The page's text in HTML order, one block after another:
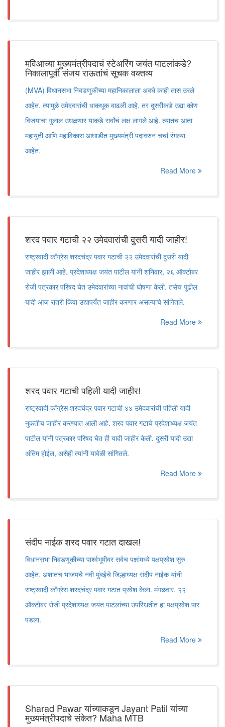
मविआच्या मुख्यमंत्रीपदाचं स्टेअरिंग जयंत पाटलांकडे?
निकालापूर्वी संजय राऊतांचं सूचक वक्तव्य
(MVA) विधानसभा निवडणुकीच्या महानिकालाला अवघे काही तास उरले
आहेत. त्यामुळे उमेदवारांची धाकधूक वाढली आहे. तर दुसरीकडे उद्या कोण
विजयाचा गुलाल उधळणार याकडे सर्वांचं लक्ष लागले आहे. त्यातच आता
महायुती आणि महाविकास आघाडीत मुख्यमंत्री पदावरुन चर्चा रंगल्या
आहेत.
Read More
शरद पवार गटाची २२ उमेदवारांची दुसरी यादी जाहीर!
राष्ट्रवादी काँग्रेस शरदचंद्र पवार गटाची २२ उमेदवारांची दुसरी यादी
जाहीर झाली आहे. प्रदेशाध्यक्ष जयंत पाटील यांनी शनिवार, २६ ऑक्टोबर
रोजी पत्रकार परिषद घेत उमेदवारांच्या नावांची घोषणा केली. तसेच पुढील
यादी आज रात्री किंवा उद्यापर्यंत जाहीर करणार असल्याचे सांगितले.
Read More
शरद पवार गटाची पहिली यादी जाहीर!
राष्ट्रवादी काँग्रेस शरदचंद्र पवार गटाची ४४ उमेदवारांची पहिली यादी
नुकतीच जाहीर करण्यात आली आहे. शरद पवार गटाचे प्रदेशाध्यक्ष जयंत
पाटील यांनी पत्रकार परिषद घेत ही यादी जाहीर केली. दुसरी यादी उद्या
अंतिम होईल, असेही त्यांनी यावेळी सांगितले.
Read More
संदीप नाईक शरद पवार गटात दाखल!
विधानसभा निवडणूकीच्या पार्श्वभूमीवर सर्वच पक्षांमध्ये पक्षप्रवेश सुरु
आहेत. अशातच भाजपचे नवी मुंबईचे जिल्हाध्यक्ष संदीप नाईक यांनी
राष्ट्रवादी काँग्रेस शरदचंद्र पवार गटात प्रवेश केला. मंगळवार, २२
ऑक्टोबर रोजी प्रदेशाध्यक्ष जयंत पाटलांच्या उपस्थितीत हा पक्षप्रवेश पार
पडला.
Read More
Sharad Pawar यांच्याकडून Jayant Patil यांच्या
मुख्यमंत्रीपदाचे संकेत? Maha MTB